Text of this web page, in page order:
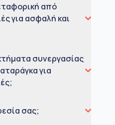
από
για ασφαλή και
συνεργασίας
για
σας;